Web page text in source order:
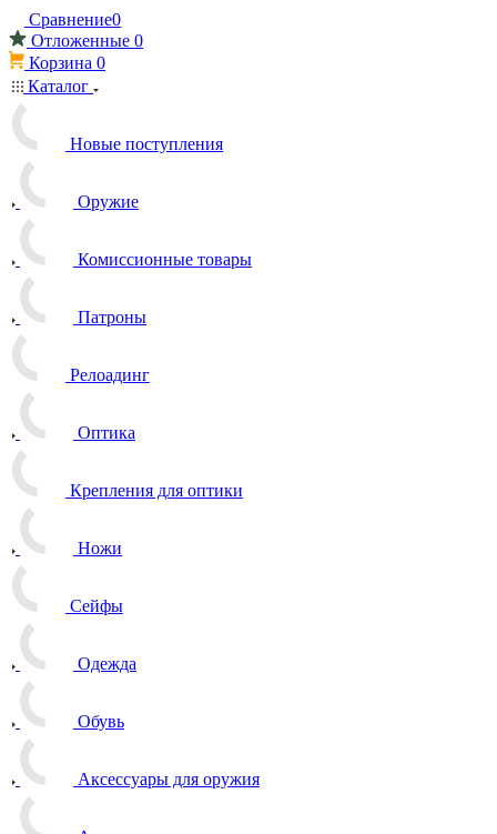
Сравнение0
Отложенные 0
Корзина 0
Каталог
Новые поступления
Оружие
Комиссионные товары
Патроны
Релоадинг
Оптика
Крепления для оптики
Ножи
Сейфы
Одежда
Обувь
Аксессуары для оружия